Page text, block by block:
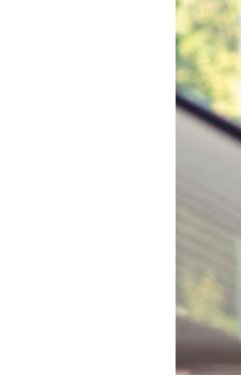
УКРАЇНСЬКА ПРОБЛЕМА КРИМУ